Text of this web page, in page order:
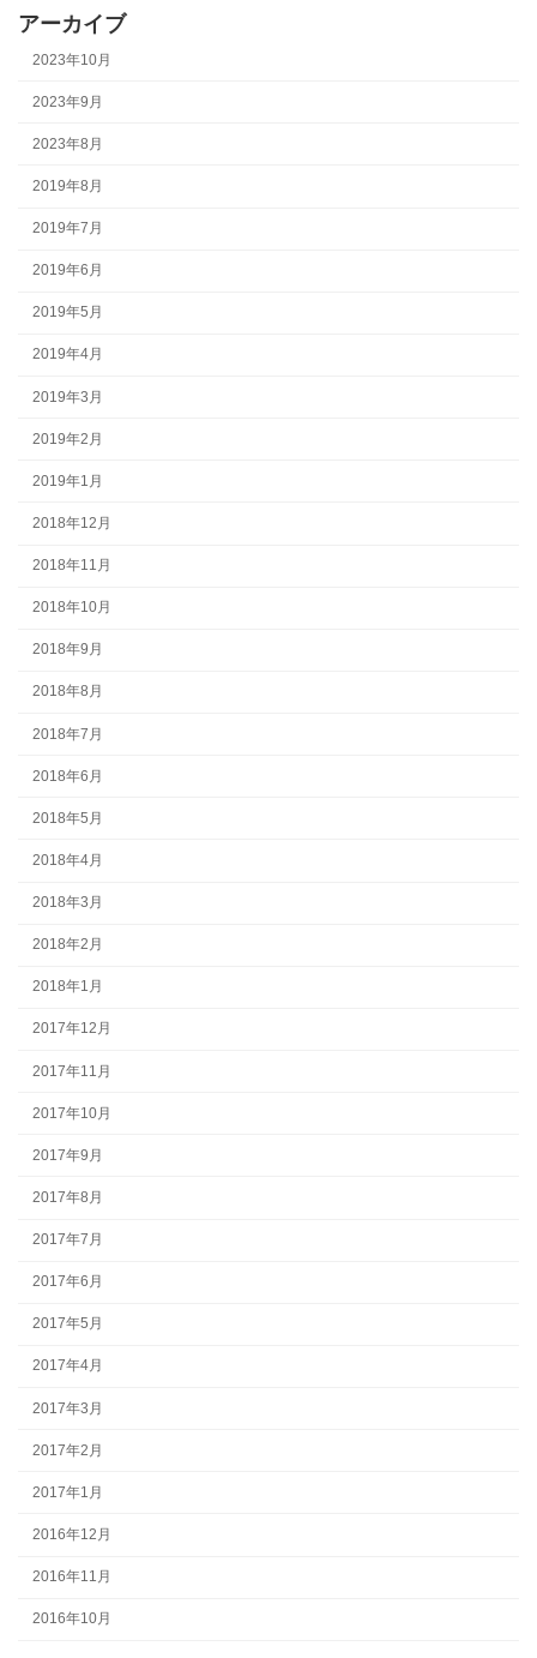
アーカイブ
2023年10月
2023年9月
2023年8月
2019年8月
2019年7月
2019年6月
2019年5月
2019年4月
2019年3月
2019年2月
2019年1月
2018年12月
2018年11月
2018年10月
2018年9月
2018年8月
2018年7月
2018年6月
2018年5月
2018年4月
2018年3月
2018年2月
2018年1月
2017年12月
2017年11月
2017年10月
2017年9月
2017年8月
2017年7月
2017年6月
2017年5月
2017年4月
2017年3月
2017年2月
2017年1月
2016年12月
2016年11月
2016年10月